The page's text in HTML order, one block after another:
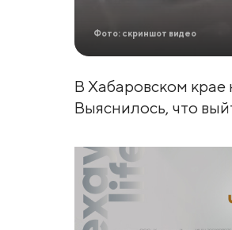
Фото: скриншот видео
В Хабаровском крае
Выяснилось, что